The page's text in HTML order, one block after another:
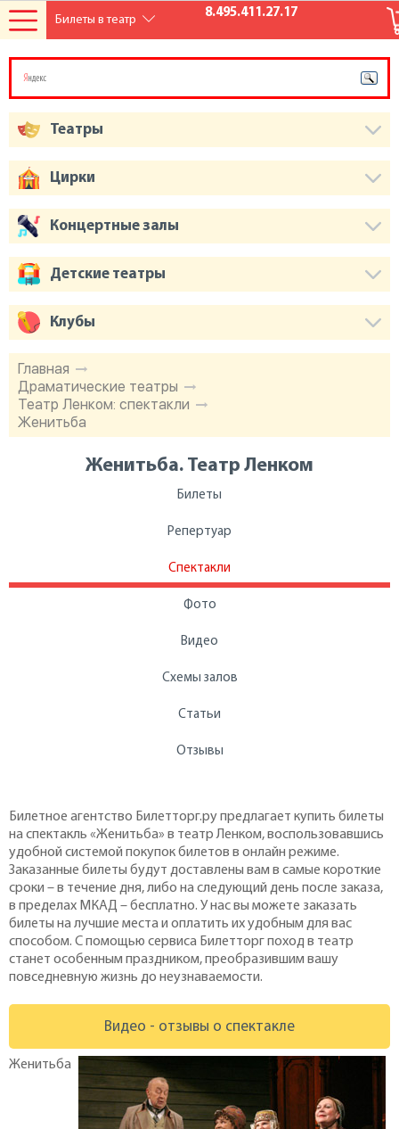
8.495.411.27.17
Главная
Драматические театры
Театр Ленком: спектакли
Женитьба
Женитьба. Театр Ленком
Билеты
Репертуар
Спектакли
Фото
Видео
Схемы залов
Статьи
Отзывы
Билетное агентство Билетторг.ру предлагает купить билеты
на спектакль «Женитьба» в театр Ленком, воспользовавшись
удобной системой покупок билетов в онлайн режиме.
Заказанные билеты будут доставлены вам в самые короткие
сроки – в течение дня, либо на следующий день после заказа,
в пределах МКАД – бесплатно. У нас вы можете заказать
билеты на лучшие места и оплатить их удобным для вас
способом. С помощью сервиса Билетторг поход в театр
станет особенным праздником, преобразившим вашу
повседневную жизнь до неузнаваемости.
Видео - отзывы о спектакле
Женитьба
Театры
Цирки
Концертные залы
Детские театры
Клубы
Билеты в театр